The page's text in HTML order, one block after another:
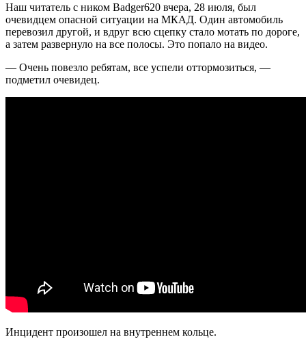
Наш читатель с ником Badger620 вчера, 28 июля, был
очевидцем опасной ситуации на МКАД. Один автомобиль
перевозил другой, и вдруг всю сцепку стало мотать по дороге,
а затем развернуло на все полосы. Это попало на видео.
— Очень повезло ребятам, все успели оттормозиться, —
подметил очевидец.
Инцидент произошел на внутреннем кольце.